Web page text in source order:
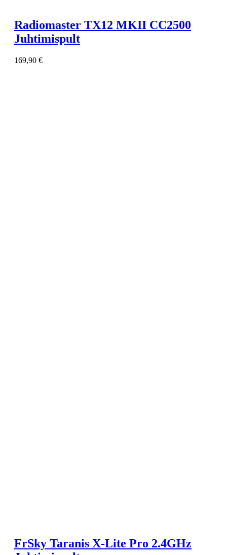
Radiomaster TX12 MKII CC2500
Juhtimispult
169,90 €
FrSky Taranis X-Lite Pro 2.4GHz